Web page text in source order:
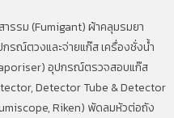
รรม (Fumigant) ผ้าคลุมรมยา
รณ์ตวงและจ่ายแก๊ส เครื่องชั่งน้ำ
อุปกรณ์ตรวจสอบแก๊ส
Detector Tube & Detector
Riken) พัดลมหัวต่อถัง